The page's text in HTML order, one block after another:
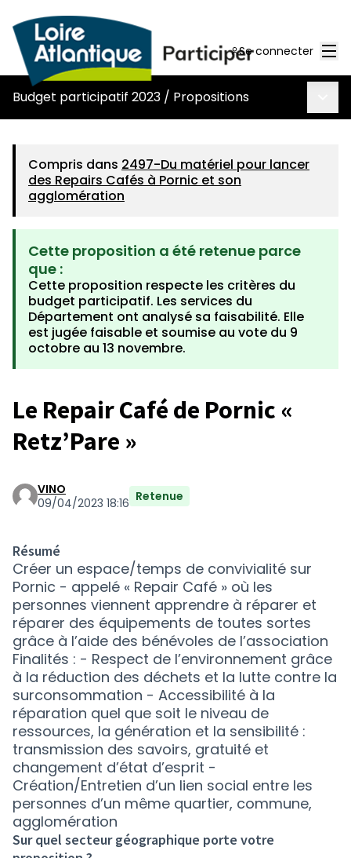
Se connecter
Budget participatif 2023 / Propositions
Compris dans 2497-Du matériel pour lancer
des Repairs Cafés à Pornic et son
agglomération
Cette proposition a été retenue parce
que :
Cette proposition respecte les critères du
budget participatif. Les services du
Département ont analysé sa faisabilité. Elle
est jugée faisable et soumise au vote du 9
octobre au 13 novembre.
Le Repair Café de Pornic «
Retz’Pare »
VINO
09/04/2023 18:16 Retenue
Résumé
Créer un espace/temps de convivialité sur
Pornic - appelé « Repair Café » où les
personnes viennent apprendre à réparer et
réparer des équipements de toutes sortes
grâce à l’aide des bénévoles de l’association
Finalités : - Respect de l’environnement grâce
à la réduction des déchets et la lutte contre la
surconsommation - Accessibilité à la
réparation quel que soit le niveau de
ressources, la génération et la sensibilité :
transmission des savoirs, gratuité et
changement d’état d’esprit -
Création/Entretien d’un lien social entre les
personnes d’un même quartier, commune,
agglomération
Sur quel secteur géographique porte votre